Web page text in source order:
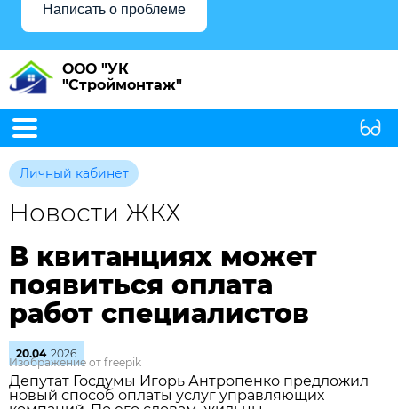
Написать о проблеме
ООО "УК
"Строймонтаж"
Личный кабинет
Новости ЖКХ
В квитанциях может
появиться оплата
работ специалистов
20.04 2026
Изображение от freepik
Депутат Госдумы Игорь Антропенко предложил
новый способ оплаты услуг управляющих